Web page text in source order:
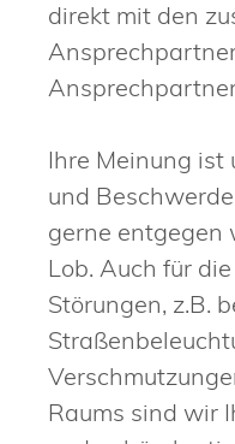
direkt mit den
Ihre Meinung ist
und
gerne entgegen
Lob. Auch für
Störungen, z.B.
Raums sind wir